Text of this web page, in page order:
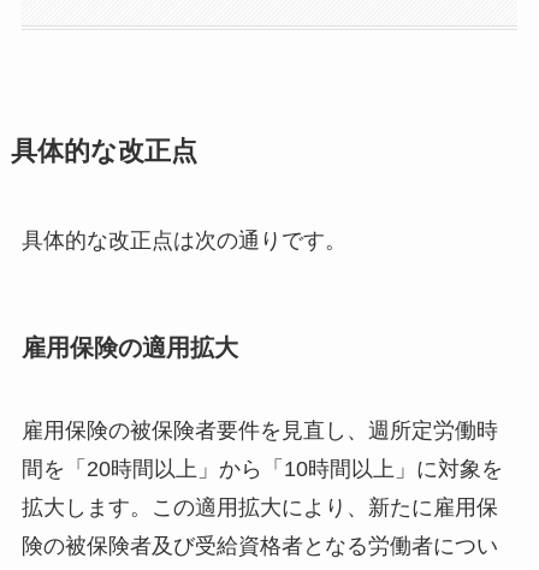
具体的な改正点
具体的な改正点は次の通りです。
雇用保険の適用拡大
雇用保険の被保険者要件を見直し、週所定労働時
間を「20時間以上」から「10時間以上」に対象を
拡大します。この適用拡大により、新たに雇用保
険の被保険者及び受給資格者となる労働者につい